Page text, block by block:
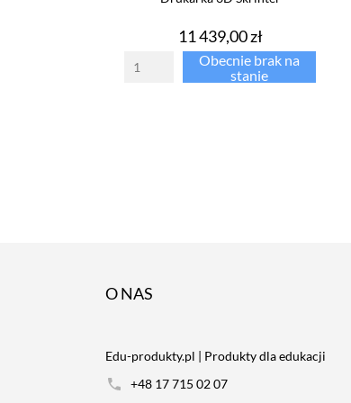
Cena
11 439,00 zł
Obecnie brak na
stanie
O NAS
Edu-produkty.pl | Produkty dla edukacji
+48 17 715 02 07